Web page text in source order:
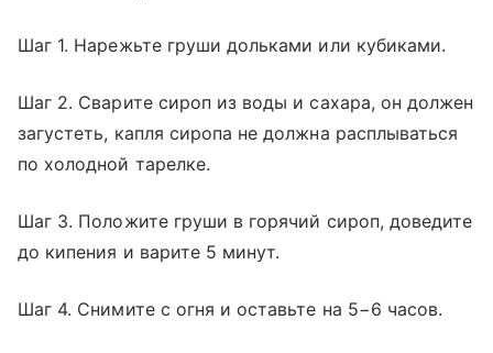
Шаг 1. Нарежьте груши дольками или кубиками.
Шаг 2. Сварите сироп из воды и сахара, он должен
загустеть, капля сиропа не должна расплываться
по холодной тарелке.
Шаг 3. Положите груши в горячий сироп, доведите
до кипения и варите 5 минут.
Шаг 4. Снимите с огня и оставьте на 5−6 часов.